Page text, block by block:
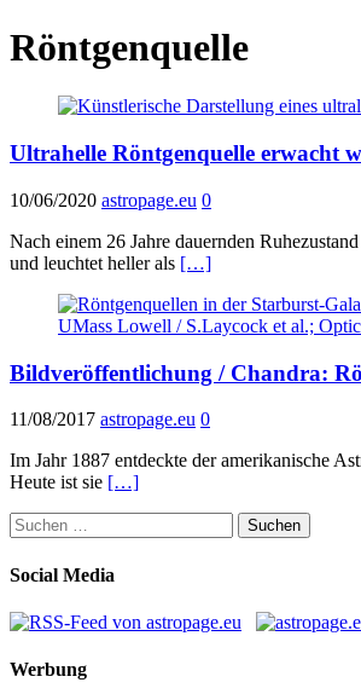
Röntgenquelle
Ultrahelle Röntgenquelle erwacht
10/06/2020 astropage.eu 0
Nach einem 26 Jahre dauernden
und leuchtet heller als […]
Bildveröffentlichung / Chandra:
11/08/2017 astropage.eu 0
Im Jahr 1887 entdeckte der amerikanische
Heute ist sie […]
Suchen
nach:
Social Media
Werbung